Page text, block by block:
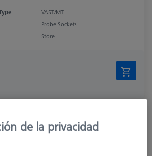
VAST/MT
Probe Sockets
Store
para RDS
de la privacidad